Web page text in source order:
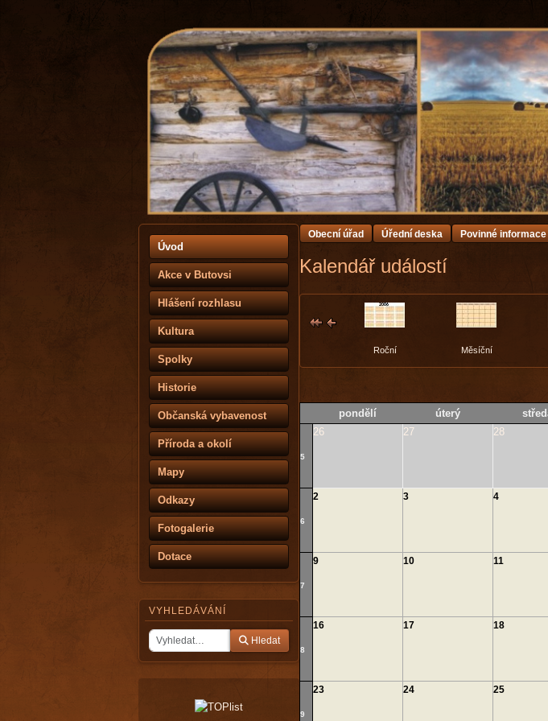
Úvod
Akce v Butovsi
Hlášení rozhlasu
Kultura
Spolky
Historie
Občanská vybavenost
Příroda a okolí
Mapy
Odkazy
Fotogalerie
Dotace
VYHLEDÁVÁNÍ
Hledat
Obecní úřad Úřední deska Povinné informace
Kalendář událostí
Roční Měsíční
pondělí úterý
5
26 27 28
6
2 3 4
7
9 10 11
8
16 17 18
9
23 24 25